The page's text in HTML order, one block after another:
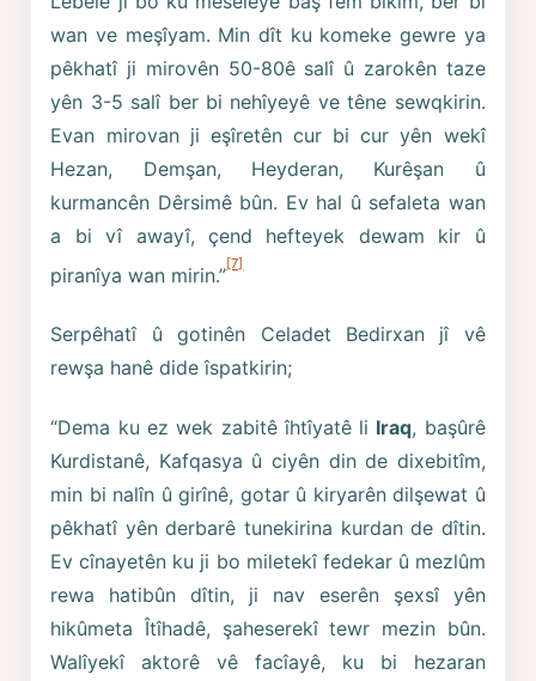
wan ve meşîyam. Min dît ku komeke gewre ya
pêkhatî ji mirovên 50-80ê salî û zarokên taze
yên 3-5 salî ber bi nehîyeyê ve têne sewqkirin.
Evan mirovan ji eşîretên cur bi cur yên wekî
Hezan, Demşan, Heyderan, Kurêşan û
kurmancên Dêrsimê bûn. Ev hal û sefaleta wan
a bi vî awayî, çend hefteyek dewam kir û
piranîya wan mirin.”[7]
Serpêhatî û gotinên Celadet Bedirxan jî vê
rewşa hanê dide îspatkirin;
“Dema ku ez wek zabitê îhtîyatê li Iraq, başûrê
Kurdistanê, Kafqasya û ciyên din de dixebitîm,
min bi nalîn û girînê, gotar û kiryarên dilşewat û
pêkhatî yên derbarê tunekirina kurdan de dîtin.
Ev cînayetên ku ji bo miletekî fedekar û mezlûm
rewa hatibûn dîtin, ji nav eserên şexsî yên
hikûmeta Îtîhadê, şaheserekî tewr mezin bûn.
Walîyekî aktorê vê facîayê, ku bi hezaran